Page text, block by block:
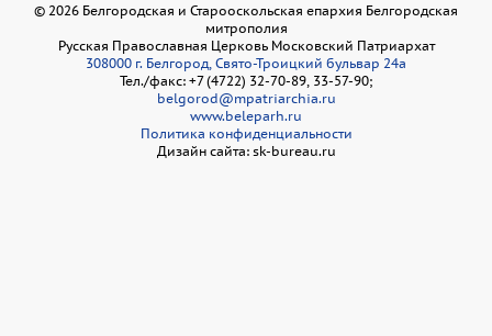
© 2026 Белгородская и Старооскольская епархия Белгородская
митрополия
Русская Православная Церковь Московский Патриархат
308000 г. Белгород, Свято-Троицкий бульвар 24а
Тел./факс: +7 (4722) 32-70-89, 33-57-90;
belgorod@mpatriarchia.ru
www.beleparh.ru
Политика конфиденциальности
Дизайн сайта: sk-bureau.ru